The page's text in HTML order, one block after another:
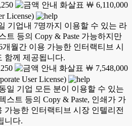
￦ 6,110,000
License)
기업내 7명까지 이용할 수 있는 라
트 등의 Copy & Paste 가능하지만
월간 이용 가능한 인터랙티브 시
함께 제공됩니다.
￦ 7,548,000
User License)
일 기업 모든 분이 이용할 수 있는
스트 등의 Copy & Paste, 인쇄가 가
가능한 인터랙티브 시장 인텔리전
니다.